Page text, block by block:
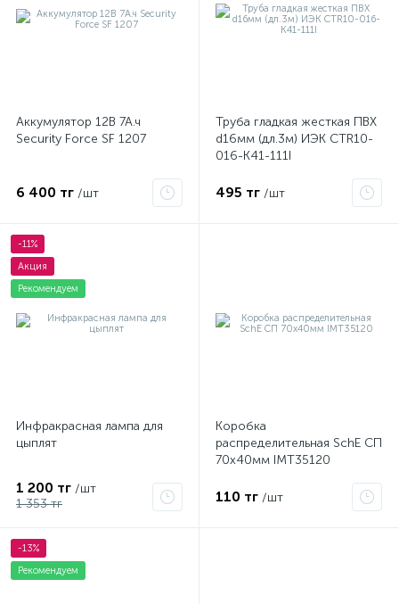
Аккумулятор 12В 7А.ч
Security Force SF 1207
6 400 тг /шт
Труба гладкая жесткая ПВХ
d16мм (дл.3м) ИЭК CTR10-
016-K41-111I
495 тг /шт
-11%
Акция
Рекомендуем
Инфракрасная лампа для
цыплят
1 200 тг /шт
1 353 тг
Коробка
распределительная SchE СП
70х40мм IMT35120
110 тг /шт
-13%
Рекомендуем